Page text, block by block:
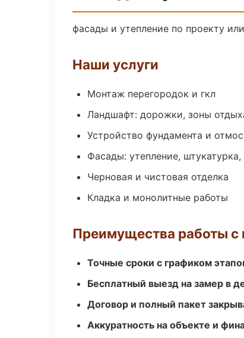
фасады и утепление по проекту
Наши услуги
Монтаж перегородок и гкл
Ландшафт: дорожки, зоны
Устройство фундамента и
Фасады: утепление, штукатурка,
Черновая и чистовая отделка
Кладка и монолитные работы
Преимущества работы с
Точные сроки с графиком
Бесплатный выезд на замер в
Договор и полный пакет
Аккуратность на объекте и